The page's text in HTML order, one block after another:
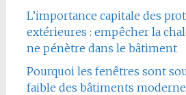
L’importance capitale des
extérieures : empêcher la
ne pénètre dans le bâtiment
Pourquoi les fenêtres sont
faible des bâtiments